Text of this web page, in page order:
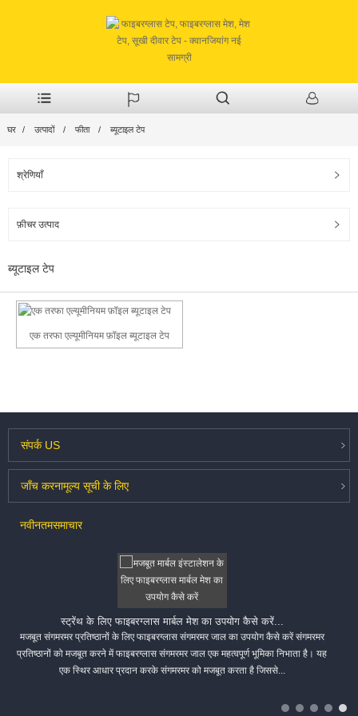
घर उत्पादों फीता ब्यूटाइल टेप
श्रेणियाँ
फ़ीचर उत्पाद
ब्यूटाइल टेप
एक तरफा एल्यूमीनियम फ़ॉइल ब्यूटाइल टेप
संपर्कUS
जाँच करनामूल्य सूची के लिए
नवीनतमसमाचार
स्ट्रेंथ के लिए फाइबरग्लास मार्बल मेश का उपयोग कैसे करें...
मजबूत संगमरमर प्रतिष्ठानों के लिए फाइबरग्लास संगमरमर जाल का उपयोग कैसे करें संगमरमर
प्रतिष्ठानों को मजबूत करने में फाइबरग्लास संगमरमर जाल एक महत्वपूर्ण भूमिका निभाता है। यह
एक स्थिर आधार प्रदान करके संगमरमर को मजबूत करता है जिससे...